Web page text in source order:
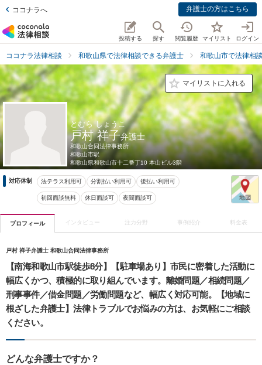
ココナラへ 弁護士の方はこちら
投稿する 探す 閲覧履歴 マイリスト ログイン
ココナラ法律相談 和歌山県で法律相談できる弁護士 和歌山市で法律相
マイリストに入れる
とむら しょうこ
戸村 祥子弁護士
和歌山合同法律事務所
和歌山市駅
和歌山県和歌山市十二番丁10 本山ビル3階
対応体制 法テラス利用可 分割払い利用可 後払い利用可
初回面談無料 休日面談可 夜間面談可
プロフィール インタビュー 注力分野 事例紹介 料金表
戸村 祥子弁護士 和歌山合同法律事務所
【南海和歌山市駅徒歩8分】【駐車場あり】市民に密着した活動に
幅広くかつ、積極的に取り組んでいます。離婚問題／相続問題／
刑事事件／借金問題／労働問題など、幅広く対応可能。【地域に
根ざした弁護士】法律トラブルでお悩みの方は、お気軽にご相談
ください。
どんな弁護士ですか？